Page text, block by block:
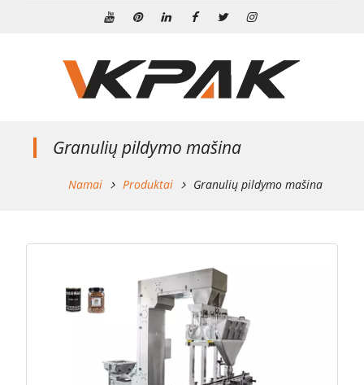
Granulių pildymo mašina
Namai Produktai Granulių pildymo mašina